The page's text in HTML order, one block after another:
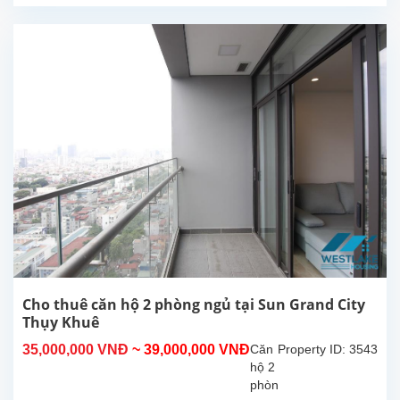
Grand
City,
Thụy
Khuê,
hộ
tích
140m2
với 3
ngủ,
tắm,
bếp
khép
Cho thuê căn hộ 2 phòng ngủ tại Sun Grand City
Thụy Khuê
35,000,000 VNĐ ~ 39,000,000 VNĐ Property ID: 3543
Căn
hộ 2
phòng